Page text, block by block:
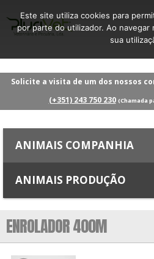
Solicite a visita de um dos nossos
(+351) 243 750 230 (Chamada
ANIMAIS COMPANHIA
ANIMAIS PRODUÇÃO
ENROLADOR 400M
Este site utiliza cookies para
por parte do utilizador. Ao
sua